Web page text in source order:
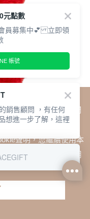
玩偶吊飾鑰匙圈 正
電腦中放置並取用我們
變更電腦的Cookie設
聲明，您繼續使用本
條款之Cookie聲明使用
元點數
員募集中💕 立即領
帳號
銷售顧問 ，有任何
想進一步了解，這裡